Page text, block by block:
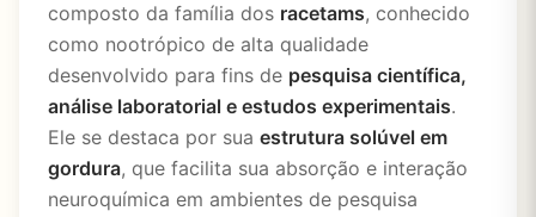
composto da família dos racetams, conhecido
como nootrópico de alta qualidade
desenvolvido para fins de pesquisa científica,
análise laboratorial e estudos experimentais.
Ele se destaca por sua estrutura solúvel em
gordura, que facilita sua absorção e interação
neuroquímica em ambientes de pesquisa